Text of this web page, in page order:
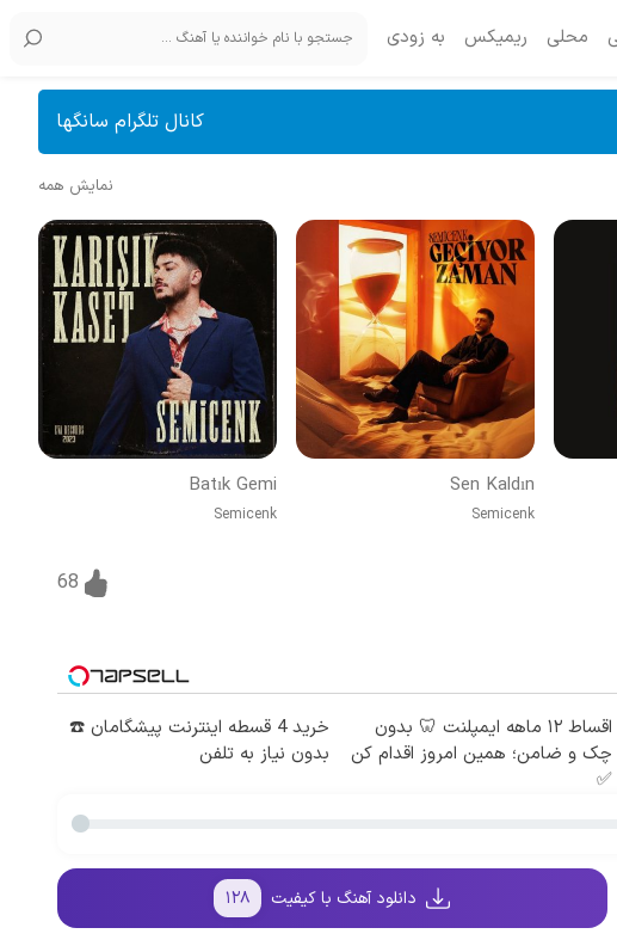
محلی ریمیکس به زودی
کانال تلگرام سانگها
نمایش همه
Sen Kaldın
Semicenk
Batık Gemi
Semicenk
68
اقساط ۱۲ ماهه ایمپلنت 🦷 بدون
چک و ضامن؛ همین امروز اقدام کن
✅
خرید 4 قسطه اینترنت پیشگامان ☎️
بدون نیاز به تلفن
دانلود آهنگ با کیفیت ۱۲۸